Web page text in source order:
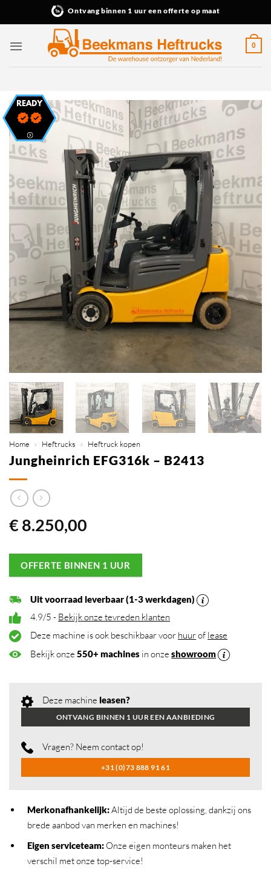
Ontvang binnen 1 uur een offerte op maat
0
Home » Heftrucks » Heftruck kopen
Jungheinrich EFG316k – B2413
€8.250,00
OFFERTE BINNEN 1 UUR
Uit voorraad leverbaar (1-3 werkdagen)
4.9/5 - Bekijk onze tevreden klanten
Deze machine is ook beschikbaar voor huurof lease
Bekijk onze550+ machines in onzeshowroom
Deze machine leasen?
ONTVANG BINNEN 1 UUR EEN AANBIEDING
Vragen? Neem contact op!
+31 (0)73 888 91 61
Merkonafhankelijk:Altijd de beste oplossing, dankzij ons
brede aanbod van merken en machines!
Eigen serviceteam:Onze eigen monteurs maken het
verschil met onze top-service!